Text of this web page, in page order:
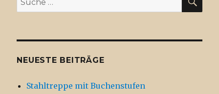
nach:
NEUESTE BEITRÄGE
Stahltreppe mit Buchenstufen